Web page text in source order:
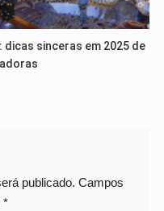
publicado. Campos
*